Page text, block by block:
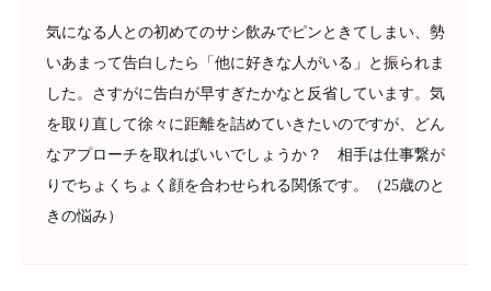
気になる人との初めてのサシ飲みでピンときてしまい、勢
いあまって告白したら「他に好きな人がいる」と振られま
した。さすがに告白が早すぎたかなと反省しています。気
を取り直して徐々に距離を詰めていきたいのですが、どん
なアプローチを取ればいいでしょうか？ 相手は仕事繋が
りでちょくちょく顔を合わせられる関係です。（25歳のと
きの悩み）